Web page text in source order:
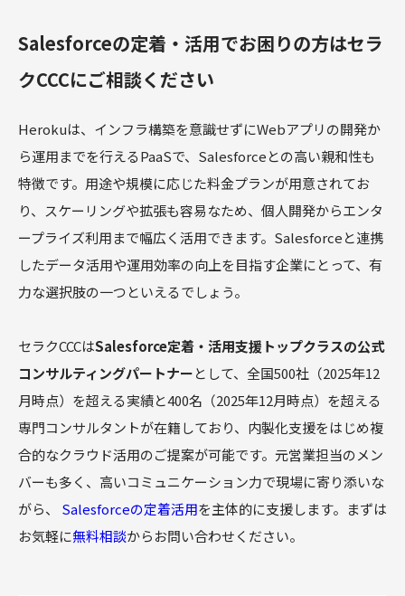
Salesforceの定着・活用でお困りの方はセラ
クCCCにご相談ください
Herokuは、インフラ構築を意識せずにWebアプリの開発か
ら運用までを行えるPaaSで、Salesforceとの高い親和性も
特徴です。用途や規模に応じた料金プランが用意されてお
り、スケーリングや拡張も容易なため、個人開発からエンタ
ープライズ利用まで幅広く活用できます。Salesforceと連携
したデータ活用や運用効率の向上を目指す企業にとって、有
力な選択肢の一つといえるでしょう。
セラクCCCはSalesforce定着・活用支援トップクラスの公式
コンサルティングパートナーとして、全国500社（2025年12
月時点）を超える実績と400名（2025年12月時点）を超える
専門コンサルタントが在籍しており、内製化支援をはじめ複
合的なクラウド活用のご提案が可能です。元営業担当のメン
バーも多く、高いコミュニケーション力で現場に寄り添いな
がら、 Salesforceの定着活用を主体的に支援します。まずは
お気軽に無料相談からお問い合わせください。